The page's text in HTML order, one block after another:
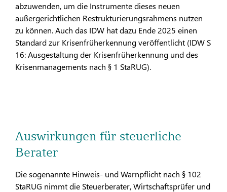
abzuwenden, um die Instrumente dieses neuen
außergerichtlichen Restrukturierungsrahmens nutzen
zu können. Auch das IDW hat dazu Ende 2025 einen
Standard zur Krisenfrüherkennung veröffentlicht (IDW S
16: Ausgestaltung der Krisenfrüherkennung und des
Krisenmanagements nach § 1 StaRUG).
Auswirkungen für steuerliche
Berater
Die sogenannte Hinweis- und Warnpflicht nach § 102
StaRUG nimmt die Steuerberater, Wirtschaftsprüfer und